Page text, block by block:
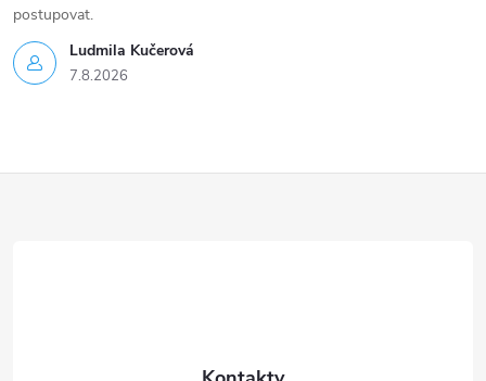
Ludmila Kučerová
7.8.2026
postupovat.